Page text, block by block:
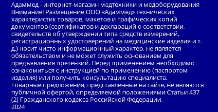
Адаммед - интернет-магазин медтехники и медоборудования
Внимание! Размещение ООО «Адаммед» технических
характеристик товаров, макетов и графических копий
документов (сертификатов и деклараций о соответствии,
свидетельств об утверждении типа средств измерений,
регистрационных удостоверений на медицинские изделия и т.
д.) носит чисто информационный характер, не является
обязательством и не может служить основанием для
предъявления претензий. Перед применением необходимо
ознакомиться с инструкцией по применению (паспортом
изделия) или получить консультацию специалиста.
Товарные предложения, представленные на сайте, не являются
публичной офертой, определяемой положениями Статьи 437
(2) Гражданского кодекса Российской Федерации.
2024